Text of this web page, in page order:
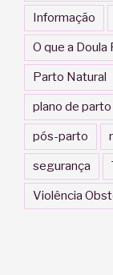
Informação
O que a Doula
Parto Natural
plano de parto
pós-parto
segurança
Violência